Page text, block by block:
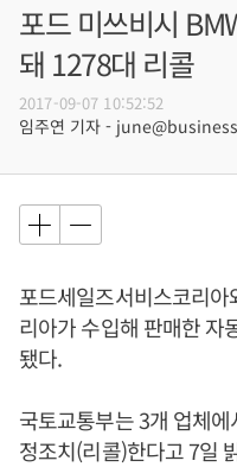
포드 미쓰비시
돼 1278대 리콜
2017-09-07 10:52:52
임주연 기자 -
포드세일즈서비스코리
리아가 수입해 판매한 자
됐다.
국토교통부는 3개 업체
정조치(리콜)한다고 7일